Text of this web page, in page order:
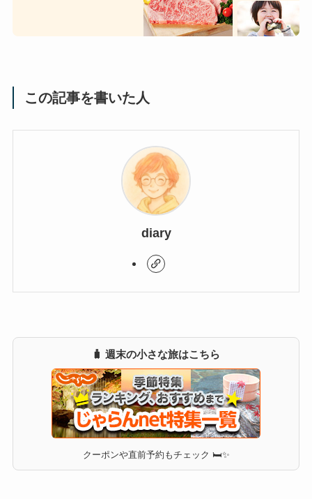
この記事を書いた人
diary
🧳 週末の小さな旅はこちら
クーポンや直前予約もチェック 🛏✨